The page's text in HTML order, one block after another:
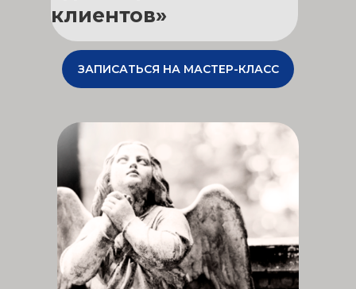
клиентов»
ЗАПИСАТЬСЯ НА МАСТЕР-КЛАСС